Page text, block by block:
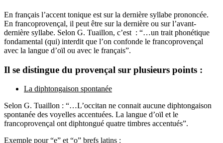
En français l’accent tonique est sur la dernière syllabe prononcée.
En francoprovençal, il peut être sur la dernière ou sur l’avant-
dernière syllabe. Selon G. Tuaillon, c’est : “…un trait phonétique
fondamental (qui) interdit que l’on confonde le francoprovençal
avec la langue d’oïl ou avec le français”.
Il se distingue du provençal sur plusieurs points :
La diphtongaison spontanée
Selon G. Tuaillon : “…L’occitan ne connait aucune diphtongaison
spontanée des voyelles accentuées. La langue d’oïl et le
francoprovençal ont diphtongué quatre timbres accentués”.
Exemple pour “e” et “o” brefs latins :